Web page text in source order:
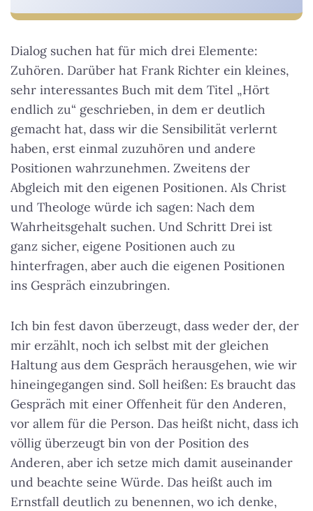
Dialog suchen hat für mich drei Elemente:
Zuhören. Darüber hat Frank Richter ein kleines,
sehr interessantes Buch mit dem Titel „Hört
endlich zu“ geschrieben, in dem er deutlich
gemacht hat, dass wir die Sensibilität verlernt
haben, erst einmal zuzuhören und andere
Positionen wahrzunehmen. Zweitens der
Abgleich mit den eigenen Positionen. Als Christ
und Theologe würde ich sagen: Nach dem
Wahrheitsgehalt suchen. Und Schritt Drei ist
ganz sicher, eigene Positionen auch zu
hinterfragen, aber auch die eigenen Positionen
ins Gespräch einzubringen.
Ich bin fest davon überzeugt, dass weder der, der
mir erzählt, noch ich selbst mit der gleichen
Haltung aus dem Gespräch herausgehen, wie wir
hineingegangen sind. Soll heißen: Es braucht das
Gespräch mit einer Offenheit für den Anderen,
vor allem für die Person. Das heißt nicht, dass ich
völlig überzeugt bin von der Position des
Anderen, aber ich setze mich damit auseinander
und beachte seine Würde. Das heißt auch im
Ernstfall deutlich zu benennen, wo ich denke,